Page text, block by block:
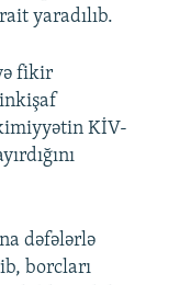
yaradılıb.
fikir
KİV-
dəfələrlə
borcları